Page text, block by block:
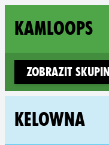
KAMLOOPS
Zobrazit
KELOWNA